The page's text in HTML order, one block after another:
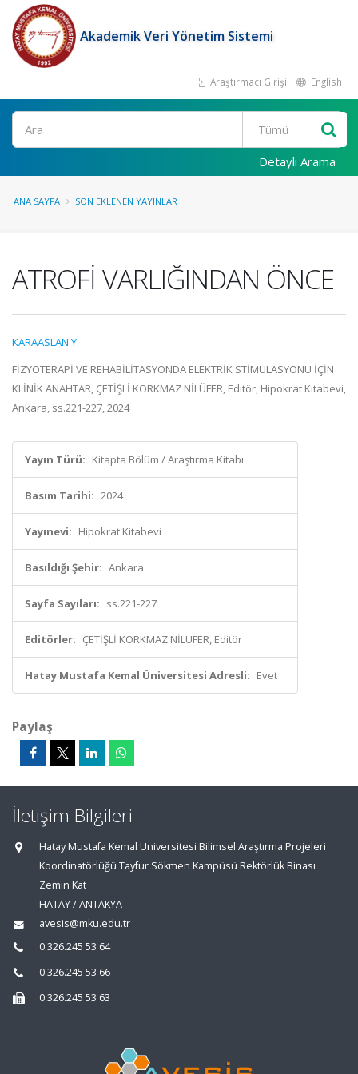
Akademik Veri Yönetim Sistemi
Araştırmacı Girişi English
Ara
Detaylı Arama
ANA SAYFA SON EKLENEN YAYINLAR
ATROFİ VARLIĞINDAN ÖNCE
KARAASLAN Y.
FİZYOTERAPİ VE REHABİLİTASYONDA ELEKTRİK STİMÜLASYONU İÇİN
KLİNİK ANAHTAR, ÇETİŞLİ KORKMAZ NİLÜFER, Editör, Hipokrat Kitabevi,
Ankara, ss.221-227, 2024
Yayın Türü: Kitapta Bölüm / Araştırma Kitabı
Basım Tarihi: 2024
Yayınevi: Hipokrat Kitabevi
Basıldığı Şehir: Ankara
Sayfa Sayıları: ss.221-227
Editörler: ÇETİŞLİ KORKMAZ NİLÜFER, Editör
Hatay Mustafa Kemal Üniversitesi Adresli: Evet
Paylaş
İletişim Bilgileri
Hatay Mustafa Kemal Üniversitesi Bilimsel Araştırma Projeleri
Koordinatörlüğü Tayfur Sökmen Kampüsü Rektörlük Binası
Zemin Kat
HATAY / ANTAKYA
avesis@mku.edu.tr
0.326.245 53 64
0.326.245 53 66
0.326.245 53 63